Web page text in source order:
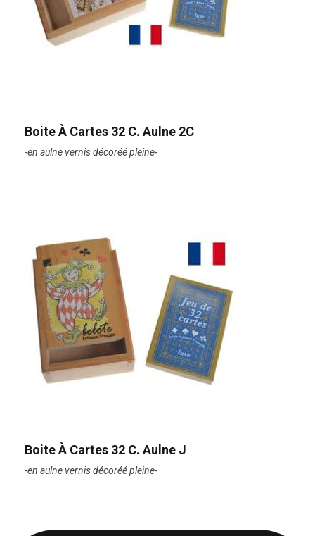
Boite À Cartes 32 C. Aulne 2C
-en aulne vernis décoréé pleine-
Boite À Cartes 32 C. Aulne J
-en aulne vernis décoréé pleine-